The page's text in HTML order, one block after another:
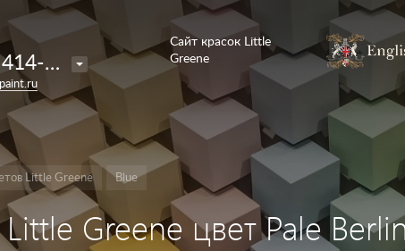
8 (495) 414-35-98
Сайт красок Little
Greene
Little Greene Blue
Greene цвет Pale